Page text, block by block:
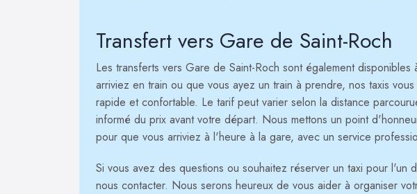
Transfert vers Gare de Saint-Roch
Les transferts vers Gare de Saint-Roch sont également
arriviez en train ou que vous ayez un train à prendre, nos taxis
rapide et confortable. Le tarif peut varier selon la distance
informé du prix avant votre départ. Nous mettons un point
pour que vous arriviez à l'heure à la gare, avec un service
Si vous avez des questions ou souhaitez réserver un taxi pour l'un
nous contacter. Nous serons heureux de vous aider à organiser